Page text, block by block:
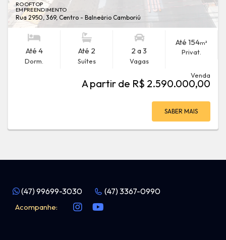
ROOFTOP
EMPREENDIMENTO
Rua 2950, 369, Centro - Balneário Camboriú
Até 4
Dorm.
Até 2
Suítes
2 a 3
Vagas
Até 154m²
Privat.
Venda
A partir de R$ 2.590.000,00
SABER MAIS
(47) 99699-3030 (47) 3367-0990
Acompanhe: